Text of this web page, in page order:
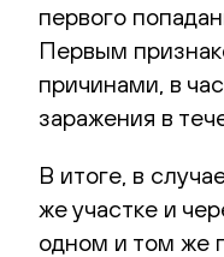
первого
Первым
причинами, в
заражения в
В итоге, в
же участке и
одном и том же